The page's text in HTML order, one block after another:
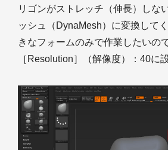
リゴンがストレッチ（伸長）しな
ッシュ（DynaMesh）に変換して
きなフォームのみで作業したいの
［Resolution］（解像度）：40に